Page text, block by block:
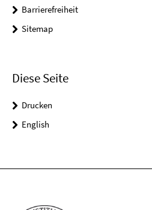
Barrierefreiheit
Sitemap
Diese Seite
Drucken
English